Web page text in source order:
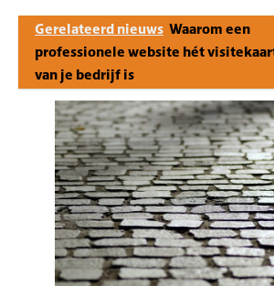
Gerelateerd nieuws Waarom een
professionele website hét
van je bedrijf is